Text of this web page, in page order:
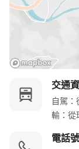
交通
自駕：
輸：從
電話